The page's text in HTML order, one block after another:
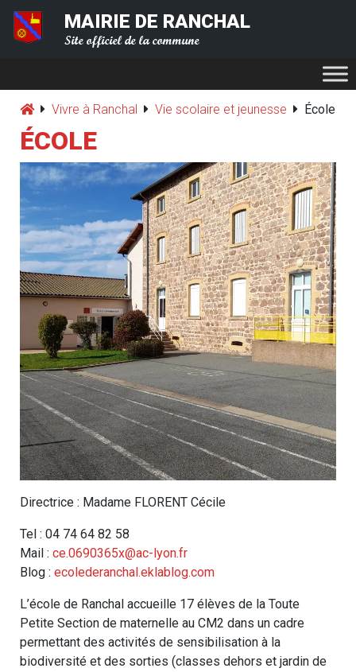
MAIRIE DE RANCHAL
Site officiel de la commune
Vivre à Ranchal Vie scolaire et jeunesse École
ÉCOLE
Directrice : Madame FLORENT Cécile
Tel : 04 74 64 82 58
Mail : ce.0690365x@ac-lyon.fr
Blog : ecolederanchal.eklablog.com
L’école de Ranchal accueille 17 élèves de la Toute
Petite Section de maternelle au CM2 dans un cadre
permettant des activités de sensibilisation à la
biodiversité et des sorties (classes dehors et jardin de